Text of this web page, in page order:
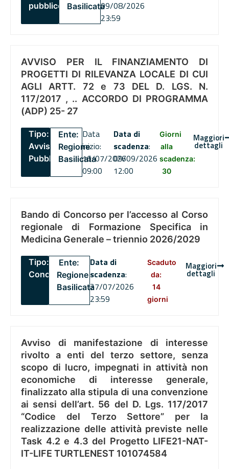
pubblico Basilicata09/08/2026
23:59
AVVISO PER IL FINANZIAMENTO DI
PROGETTI DI RILEVANZA LOCALE DI CUI
AGLI ARTT. 72 e 73 DEL D. LGS. N.
117/2017 , .. ACCORDO DI PROGRAMMA
(ADP) 25- 27
Tipo:
Avviso
Pubblico
Ente:
Regione
Basilicata
Data
inizio:
16/07/2026
09:00
Data di
scadenza:
09/09/2026
12:00
Giorni
alla
scadenza:
30
Maggiori
dettagli
Bando di Concorso per l’accesso al Corso
regionale di Formazione Specifica in
Medicina Generale – triennio 2026/2029
Tipo:
Concorsi
Ente:
Regione
Basilicata
Data di
scadenza:
27/07/2026
23:59
Scaduto
da:
14
giorni
Maggiori
dettagli
Avviso di manifestazione di interesse
rivolto a enti del terzo settore, senza
scopo di lucro, impegnati in attività non
economiche di interesse generale,
finalizzato alla stipula di una convenzione
ai sensi dell’art. 56 del D. Lgs. 117/2017
“Codice del Terzo Settore” per la
realizzazione delle attività previste nelle
Task 4.2 e 4.3 del Progetto LIFE21-NAT-
IT-LIFE TURTLENEST 101074584